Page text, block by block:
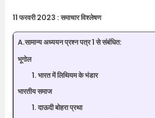
11 फरवरी 2023 : समाचार विश्लेषण
A.सामान्य अध्ययन प्रश्न पत्र 1 से संबंधित:
भूगोल
भारत में लिथियम के भंडार
भारतीय समाज
दाऊदी बोहरा प्रथा